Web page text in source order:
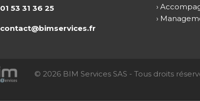
01 53 31 36 25
contact@bimservices.fr
›
›
© 2026 BIM Services SAS - Tous droits